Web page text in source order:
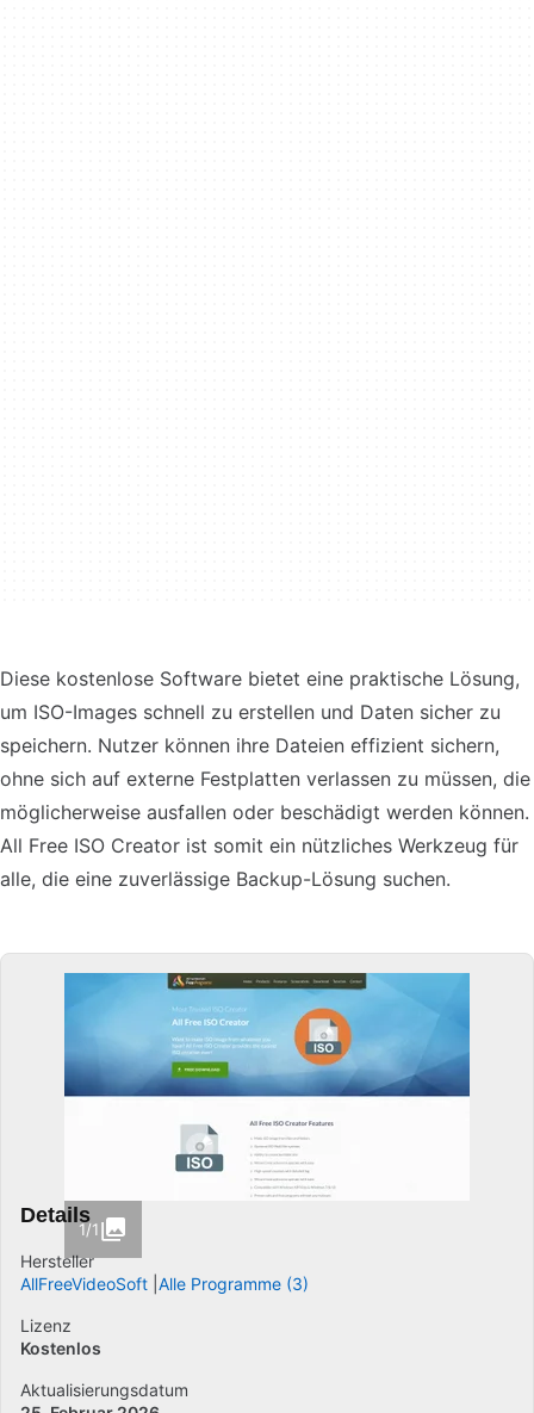
Diese kostenlose Software bietet eine praktische Lösung,
um ISO-Images schnell zu erstellen und Daten sicher zu
speichern. Nutzer können ihre Dateien effizient sichern,
ohne sich auf externe Festplatten verlassen zu müssen, die
möglicherweise ausfallen oder beschädigt werden können.
All Free ISO Creator ist somit ein nützliches Werkzeug für
alle, die eine zuverlässige Backup-Lösung suchen.
1/1
Details
Hersteller
AllFreeVideoSoft Alle Programme (3)
Lizenz
Kostenlos
Aktualisierungsdatum